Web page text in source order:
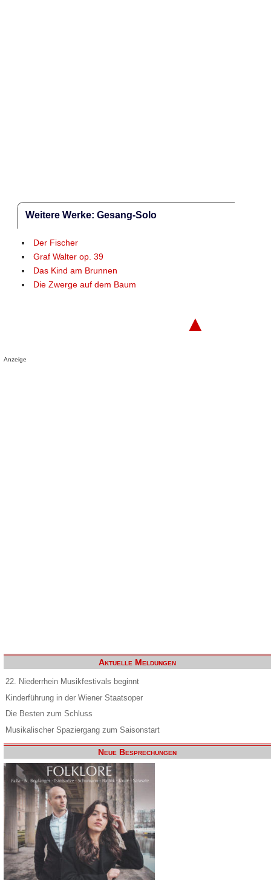
Weitere Werke: Gesang-Solo
Der Fischer
Graf Walter op. 39
Das Kind am Brunnen
Die Zwerge auf dem Baum
▲
Anzeige
Aktuelle Meldungen
22. Niederrhein Musikfestivals beginnt
Kinderführung in der Wiener Staatsoper
Die Besten zum Schluss
Musikalischer Spaziergang zum Saisonstart
Neue Besprechungen